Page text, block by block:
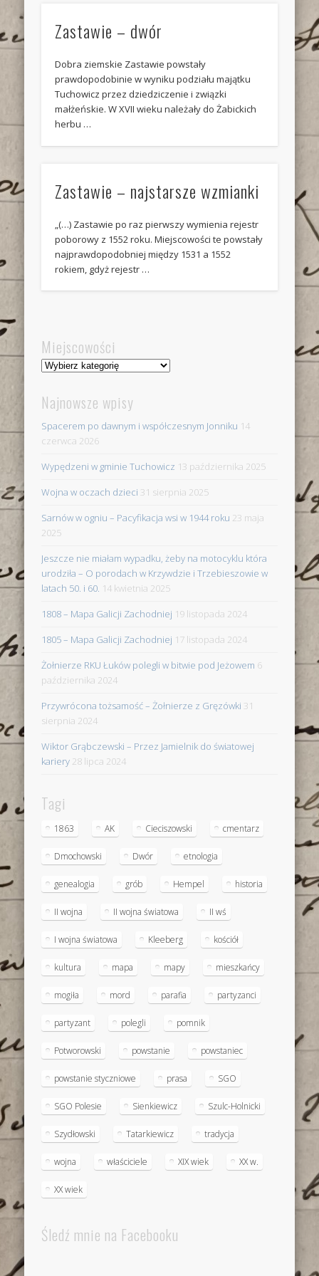
Zastawie – dwór
Dobra ziemskie Zastawie powstały
prawdopodobinie w wyniku podziału majątku
Tuchowicz przez dziedziczenie i związki
małżeńskie. W XVII wieku należały do Żabickich
herbu …
Zastawie – najstarsze wzmianki
„(…) Zastawie po raz pierwszy wymienia rejestr
poborowy z 1552 roku. Miejscowości te powstały
najprawdopodobniej między 1531 a 1552
rokiem, gdyż rejestr …
Miejscowości
Miejscowości
Najnowsze wpisy
Spacerem po dawnym i współczesnym Jonniku 14
czerwca 2026
Wypędzeni w gminie Tuchowicz 13 października 2025
Wojna w oczach dzieci 31 sierpnia 2025
Sarnów w ogniu – Pacyfikacja wsi w 1944 roku 23 maja
2025
Jeszcze nie miałam wypadku, żeby na motocyklu która
urodziła – O porodach w Krzywdzie i Trzebieszowie w
latach 50. i 60. 14 kwietnia 2025
1808 – Mapa Galicji Zachodniej 19 listopada 2024
1805 – Mapa Galicji Zachodniej 17 listopada 2024
Żołnierze RKU Łuków polegli w bitwie pod Jeżowem 6
października 2024
Przywrócona tożsamość – Żołnierze z Gręzówki 31
sierpnia 2024
Wiktor Grąbczewski – Przez Jamielnik do światowej
kariery 28 lipca 2024
Tagi
1863 AK Cieciszowski cmentarz
Dmochowski Dwór etnologia
genealogia grób Hempel historia
II wojna II wojna światowa II wś
I wojna światowa Kleeberg kościół
kultura mapa mapy mieszkańcy
mogiła mord parafia partyzanci
partyzant polegli pomnik
Potworowski powstanie powstaniec
powstanie styczniowe prasa SGO
SGO Polesie Sienkiewicz Szulc-Holnicki
Szydłowski Tatarkiewicz tradycja
wojna właściciele XIX wiek XX w.
XX wiek
Śledź mnie na Facebooku